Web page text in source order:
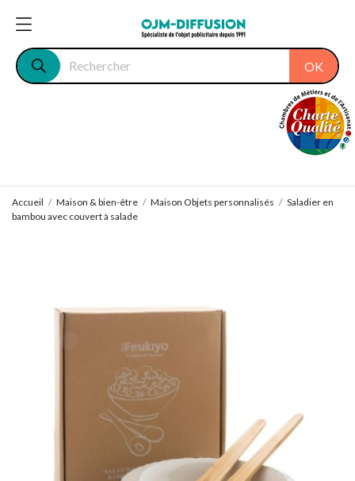
OK
Accueil Maison & bien-être Maison Objets personnalisés
Saladier en
bambou avec couvert à salade